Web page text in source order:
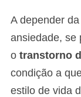
A depender
ansiedade, se
o transtorno
condição a
estilo de vida